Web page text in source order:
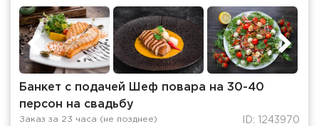
Банкет с подачей Шеф повара на 30-40
персон на свадьбу
Заказ за 23 часа (не позднее) ID: 1243970